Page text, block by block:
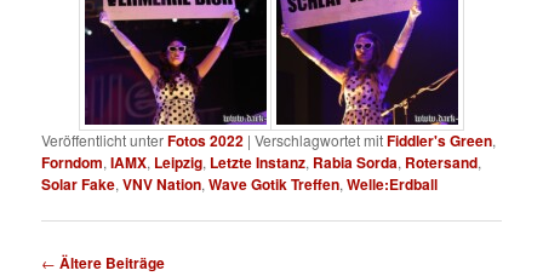
Veröffentlicht unterFotos 2022 |Verschlagwortet mitFiddler's Green,
Forndom,IAMX, Leipzig, Letzte Instanz, Rabia Sorda, Rotersand,
Solar Fake,VNV Nation,Wave Gotik Treffen,Welle:Erdball
Beitragsnavigation
← Ältere Beiträge